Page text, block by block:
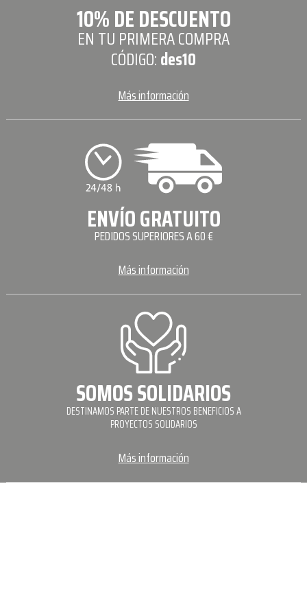
10% DE DESCUENTO
EN TU PRIMERA COMPRA
CÓDIGO:des10
Más información
ENVÍO GRATUITO
PEDIDOS SUPERIORES A 60 €
Más información
SOMOS SOLIDARIOS
DESTINAMOS PARTE DE NUESTROS BENEFICIOS A
PROYECTOS SOLIDARIOS
Más información